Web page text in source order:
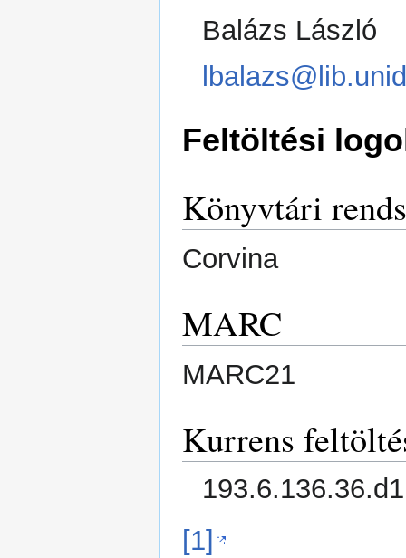
Balázs László
Feltöltési
Könyvtári
Corvina
MARC
MARC21
Kurrens
193.6.136.36.d1
[1]